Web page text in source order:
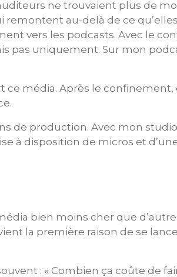
ne trouvaient plus de
au-delà de ce
vers les podcasts. Avec le
pas uniquement. Sur mon
média. Après le
de production. Avec mon
à disposition de micros et
bien moins cher que
la première raison de se
: « Combien ça coûte de